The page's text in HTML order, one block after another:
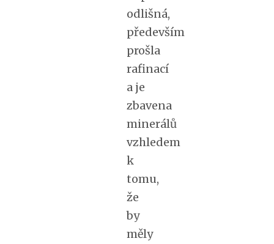
odlišná,
především
prošla
rafinací
a je
zbavena
minerálů
vzhledem
k
tomu,
že
by
měly